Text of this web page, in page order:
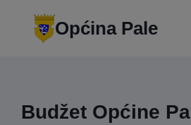
Općina Pale
Budžet Općine